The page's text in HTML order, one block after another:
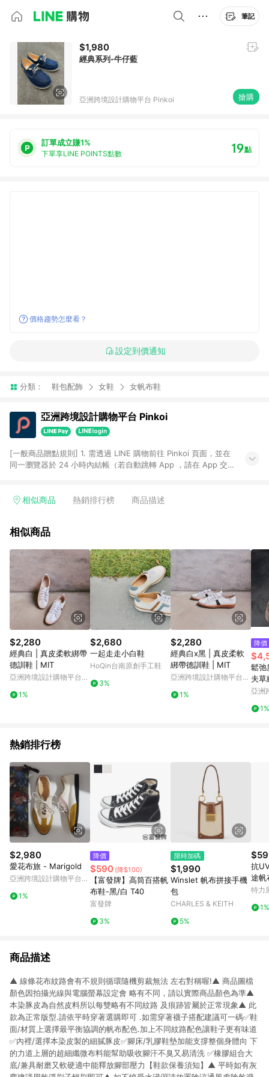
筆記
$1,980
經典系列-牛仔藍
亞洲跨境設計購物平台 Pinkoi 搶購
訂單成立賺1%
下單享LINE POINTS點數 19點
價格趨勢怎麼看？
設定到價通知
分類： 鞋包配飾 女鞋 女帆布鞋
亞洲跨境設計購物平台 Pinkoi
[一般商品贈點規則] 1. 需透過 LINE 購物前往 Pinkoi 頁面，並在
同一瀏覽器於 24 小時內結帳（若自動跳轉 App ，請在 App 交
回饋訂單不得享有 Pinkoi 站方優惠，例如首購優惠，P coins，
行為，不具贈點資格，部分退款不在此限。 6. APP 請更新至
貨後 45 天後發送。 8. 群眾募資商品，禮物卡，開館保證金，補
運費，攤位費等不具贈點資格。 9. LINE 購物站上之商品規格、
顏色、價位、贈品如與 Pinkoi 商品資訊頁及購物車不符，以
Pinkoi 購物商品資訊頁及購物車標示為準。 10. 點數紅包使用規
則請以點數紅包活動說明為準。 11. 若於 LINE 購物前往 Pinkoi
頁面後才首次下載 Pinkoi APP 並完成訂單，不符合導購資格；承
上，首次下載 Pinkoi APP 後，需透過 LINE 購物前往 Pinkoi 頁
面，方享導購資格。
相似商品 熱銷排行榜 商品描述
相似商品
$2,280
經典白 | 真皮柔軟綁帶
德訓鞋 | MIT
亞洲跨境設計購物平台
1%
$2,680
一起走走小白鞋
HoQin台南原創手工鞋
3%
$2,280
經典白x黑 | 真皮柔軟
綁帶德訓鞋 | MIT
亞洲跨境設計購物平台
1%
降價
鬆弛
夫
亞洲
1%
熱銷排行榜
$2,980
愛花布旅 - Marigold
亞洲跨境設計購物平台
1%
降價
$590 (降$100)
【富發牌】高筒百搭帆
布鞋-黑/白 T40
富發牌
3%
限時加碼
$1,990
Winslet 帆布拼接手機
包
CHARLES & KEITH
5%
抗
途
特力
1%
商品描述
▲ 線條花布紋路會有不規則循環隨機剪裁無法 左右對稱喔!▲ 商品圖檔
顏色因拍攝光線與電腦螢幕設定會 略有不同，請以實際商品顏色為準▲
本染豚皮為自然皮料所以每雙略有不同紋路 及痕跡皆屬於正常現象▲ 此
款為正常版型.請依平時穿著選購即可 .如需穿著襪子搭配建議可一碼✅鞋
面/材質上選擇最平衡協調的帆布配色.加上不同紋路配色讓鞋子更有味道
✅內裡/選擇本染皮製的細膩豚皮✅腳床/乳膠鞋墊加能支撐整個身體向 下
的力道上層的超細纖微布料能幫助吸收腳汗不臭又易清洗 ✅橡膠組合大
底/兼具耐磨又軟硬適中能釋放腳部壓力【鞋款保養須知】▲ 平時如有灰